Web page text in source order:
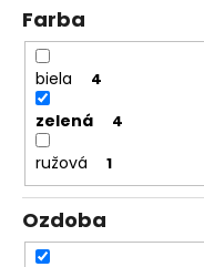
Farba
biela 4
zelená 4
ružová 1
Ozdoba